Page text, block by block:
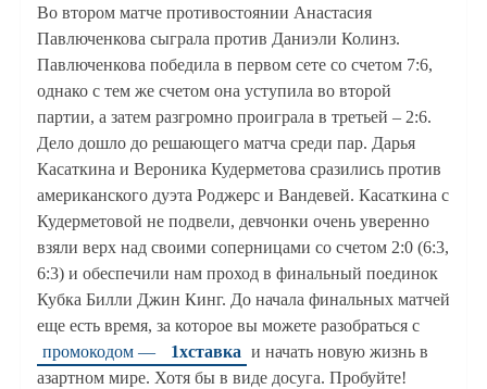
Во втором матче противостоянии Анастасия
Павлюченкова сыграла против Даниэли Колинз.
Павлюченкова победила в первом сете со счетом 7:6,
однако с тем же счетом она уступила во второй
партии, а затем разгромно проиграла в третьей – 2:6.
Дело дошло до решающего матча среди пар. Дарья
Касаткина и Вероника Кудерметова сразились против
американского дуэта Роджерс и Вандевей. Касаткина с
Кудерметовой не подвели, девчонки очень уверенно
взяли верх над своими соперницами со счетом 2:0 (6:3,
6:3) и обеспечили нам проход в финальный поединок
Кубка Билли Джин Кинг. До начала финальных матчей
еще есть время, за которое вы можете разобраться с
промокодом —
1хставка и начать новую жизнь в
азартном мире. Хотя бы в виде досуга. Пробуйте!